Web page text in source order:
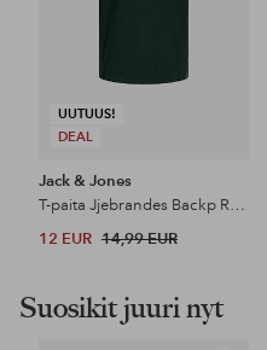
UUTUUS!
DEAL
Jack & Jones
T-paita Jjebrandes Backp Relaxed Tee Ss Sn
12 EUR 14,99 EUR
Suosikit juuri nyt